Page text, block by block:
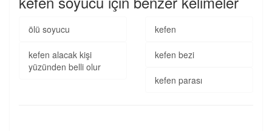
ölü soyucu kefen
kefen alacak kişi
yüzünden belli olur
kefen bezi
kefen parası